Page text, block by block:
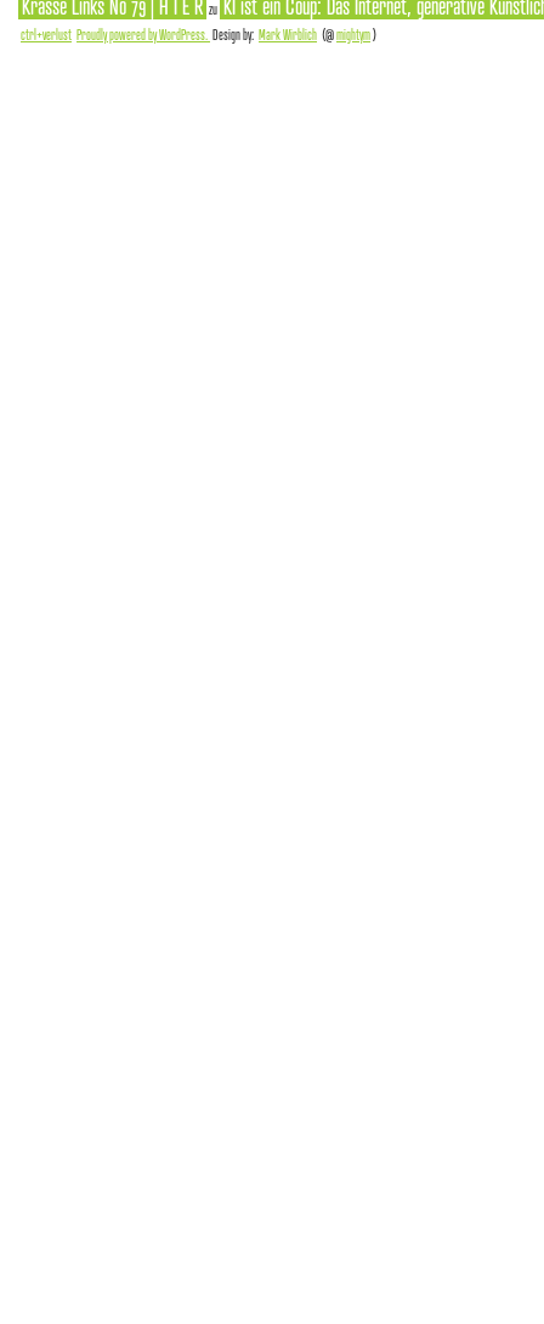
zu
ctrl+verlust Proudly powered by WordPress. Design by: Mark Wirblich (@mightym)